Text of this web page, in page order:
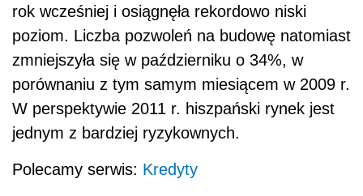
rok wcześniej i osiągnęła rekordowo niski
poziom. Liczba pozwoleń na budowę natomiast
zmniejszyła się w październiku o 34%, w
porównaniu z tym samym miesiącem w 2009 r.
W perspektywie 2011 r. hiszpański rynek jest
jednym z bardziej ryzykownych.
Polecamy serwis: Kredyty